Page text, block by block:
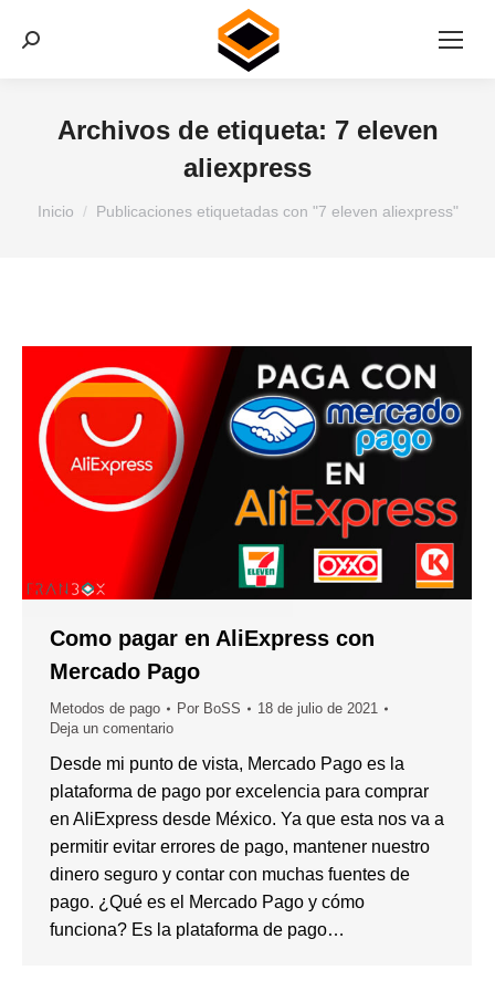
Buscar:
Archivos de etiqueta: 7 eleven
aliexpress
Inicio Publicaciones etiquetadas con "7 eleven aliexpress"
Como pagar en AliExpress con
Mercado Pago
Metodos de pago Por BoSS
18 de julio de 2021
Deja un comentario
Desde mi punto de vista, Mercado Pago es la
plataforma de pago por excelencia para comprar
en AliExpress desde México. Ya que esta nos va a
permitir evitar errores de pago, mantener nuestro
dinero seguro y contar con muchas fuentes de
pago. ¿Qué es el Mercado Pago y cómo
funciona? Es la plataforma de pago…